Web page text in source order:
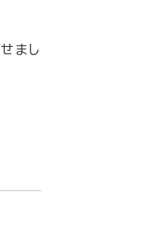
まし